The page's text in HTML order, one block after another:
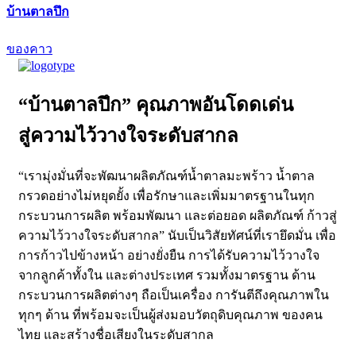
บ้านตาลปึก
ของคาว
“บ้านตาลปึก” คุณภาพอันโดดเด่น
สู่ความไว้วางใจระดับสากล
“เรามุ่งมั่นที่จะพัฒนาผลิตภัณฑ์น้ำตาลมะพร้าว น้ำตาล
กรวดอย่างไม่หยุดยั้ง เพื่อรักษาและเพิ่มมาตรฐานในทุก
กระบวนการผลิต พร้อมพัฒนา และต่อยอด ผลิตภัณฑ์ ก้าวสู่
ความไว้วางใจระดับสากล” นับเป็นวิสัยทัศน์ที่เรายึดมั่น เพื่อ
การก้าวไปข้างหน้า อย่างยั่งยืน การได้รับความไว้วางใจ
จากลูกค้าทั้งใน และต่างประเทศ รวมทั้งมาตรฐาน ด้าน
กระบวนการผลิตต่างๆ ถือเป็นเครื่อง การันตีถึงคุณภาพใน
ทุกๆ ด้าน ที่พร้อมจะเป็นผู้ส่งมอบวัตถุดิบคุณภาพ ของคน
ไทย และสร้างชื่อเสียงในระดับสากล